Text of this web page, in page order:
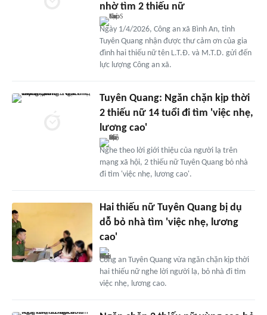
nhờ tìm 2 thiếu nữ
Ngày 1/4/2026, Công an xã Bình An, tỉnh
Tuyên Quang nhận được thư cảm ơn của gia
đình hai thiếu nữ tên L.T.Đ. và M.T.D. gửi đến
lực lượng Công an xã.
Tuyên Quang: Ngăn chặn kịp thời
2 thiếu nữ 14 tuổi đi tìm 'việc nhẹ,
lương cao'
Nghe theo lời giới thiệu của người lạ trên
mạng xã hội, 2 thiếu nữ Tuyên Quang bỏ nhà
đi tìm 'việc nhẹ, lương cao'.
Hai thiếu nữ Tuyên Quang bị dụ
dỗ bỏ nhà tìm 'việc nhẹ, lương
cao'
Công an Tuyên Quang vừa ngăn chặn kịp thời
hai thiếu nữ nghe lời người lạ, bỏ nhà đi tìm
việc nhẹ, lương cao.